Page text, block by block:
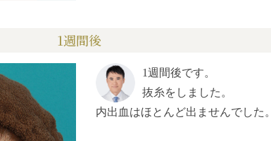
1週間後
1週間後です。
抜糸をしました。
内出血はほとんど出ませんでした。